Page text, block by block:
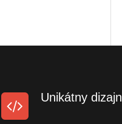
Unikátny dizajn